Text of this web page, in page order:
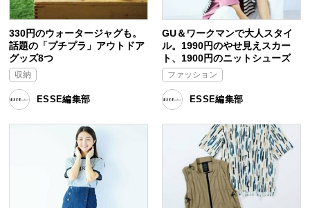
330円のウォータージャグも。
話題の「プチプラ」アウトドア
グッズ8つ
収納
ESSE編集部
GU＆ワークマンで大人スタイ
ル。1990円のやせ見えスカー
ト、1900円のニットシューズ
ファッション
ESSE編集部